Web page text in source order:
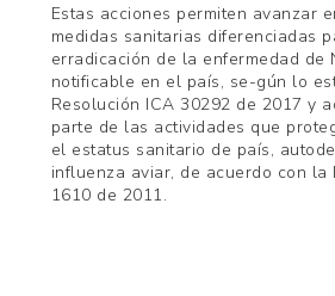
Estas acciones permiten avanzar
medidas sanitarias diferenciadas
erradicación de la enfermedad de
notificable en el país, se-gún lo
Resolución ICA 30292 de 2017 y
parte de las actividades que
el estatus sanitario de país,
influenza aviar, de acuerdo con la
1610 de 2011.